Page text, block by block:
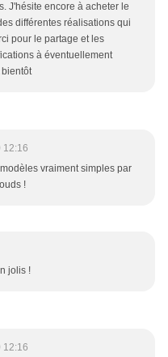
J'hésite encore à acheter le
différentes réalisations qui
pour le partage et les
à éventuellement
bientôt
12:16
vraiment simples par
!
jolis !
12:16